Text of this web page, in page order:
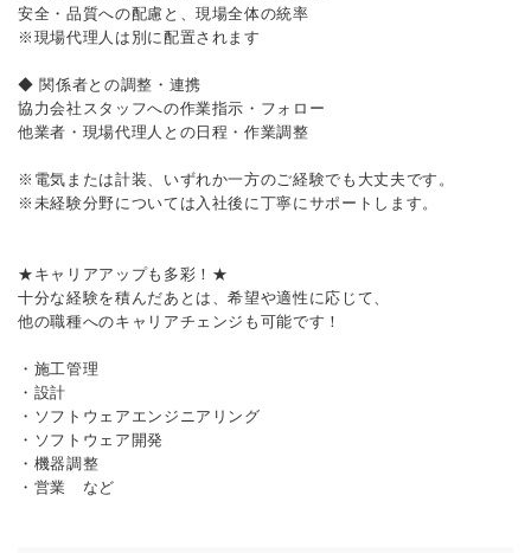
安全・品質への配慮と、現場全体の統率
※現場代理人は別に配置されます
◆ 関係者との調整・連携
協力会社スタッフへの作業指示・フォロー
他業者・現場代理人との日程・作業調整
※電気または計装、いずれか一方のご経験でも大丈夫です。
※未経験分野については入社後に丁寧にサポートします。
★キャリアアップも多彩！★
十分な経験を積んだあとは、希望や適性に応じて、
他の職種へのキャリアチェンジも可能です！
・施工管理
・設計
・ソフトウェアエンジニアリング
・ソフトウェア開発
・機器調整
・営業 など